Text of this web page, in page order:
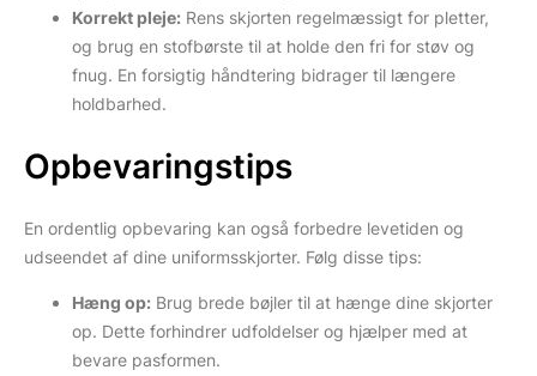
Korrekt pleje: Rens skjorten regelmæssigt for pletter,
og brug en stofbørste til at holde den fri for støv og
fnug. En forsigtig håndtering bidrager til længere
holdbarhed.
Opbevaringstips
En ordentlig opbevaring kan også forbedre levetiden og
udseendet af dine uniformsskjorter. Følg disse tips:
Hæng op: Brug brede bøjler til at hænge dine skjorter
op. Dette forhindrer udfoldelser og hjælper med at
bevare pasformen.